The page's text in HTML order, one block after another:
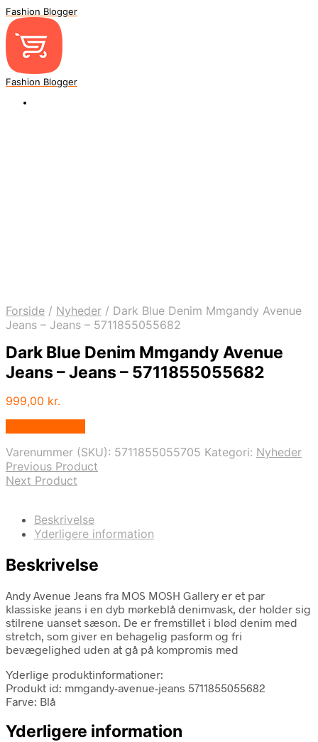
Fashion Blogger
Fashion Blogger
Forside / Nyheder / Dark Blue Denim Mmgandy Avenue
Jeans – Jeans – 5711855055682
Dark Blue Denim Mmgandy Avenue
Jeans – Jeans – 5711855055682
999,00 kr.
Varenummer (SKU): 5711855055705 Kategori: Nyheder
Previous Product
Next Product
Beskrivelse
Yderligere information
Beskrivelse
Andy Avenue Jeans fra MOS MOSH Gallery er et par
klassiske jeans i en dyb mørkeblå denimvask, der holder sig
stilrene uanset sæson. De er fremstillet i blød denim med
stretch, som giver en behagelig pasform og fri
bevægelighed uden at gå på kompromis med
Yderlige produktinformationer:
Produkt id: mmgandy-avenue-jeans 5711855055682
Farve: Blå
Yderligere information